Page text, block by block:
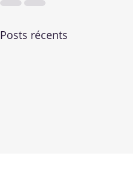
Posts récents